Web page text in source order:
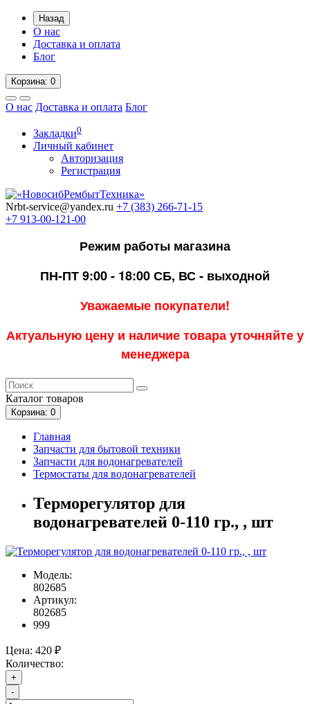
Назад
О нас
Доставка и оплата
Блог
Корзина: 0
О нас Доставка и оплата Блог
Закладки0
Личный кабинет
Авторизация
Регистрация
Nrbt-service@yandex.ru +7 (383) 266-71-15
+7 913-00-121-00
Режим работы магазина
ПН-ПТ 9:00 - 18:00СБ, ВС - выходной
Уважаемые покупатели!
Актуальную цену и наличие товара уточняйте у
менеджера
Каталог товаров
Корзина: 0
Главная
Запчасти для бытовой техники
Запчасти для водонагревателей
Термостаты для водонагревателей
Терморегулятор для
водонагревателей 0-110 гр., , шт
Модель:
802685
Артикул:
802685
999
Цена: 420 ₽
Количество:
+
-